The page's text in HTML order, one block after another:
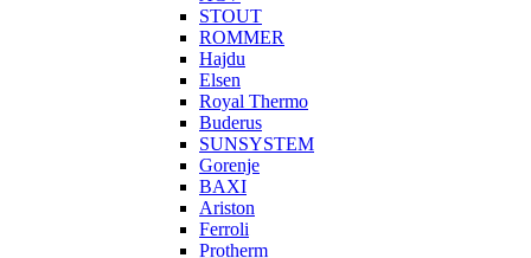
STOUT
ROMMER
Hajdu
Elsen
Royal Thermo
Buderus
SUNSYSTEM
Gorenje
BAXI
Ariston
Ferroli
Protherm